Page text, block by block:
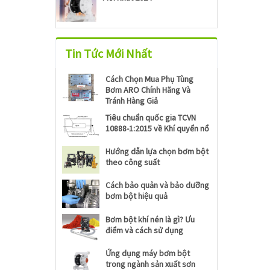
Tin Tức Mới Nhất
Cách Chọn Mua Phụ Tùng
Bơm ARO Chính Hãng Và
Tránh Hàng Giả
Tiêu chuẩn quốc gia TCVN
10888-1:2015 về Khí quyển nổ
Hướng dẫn lựa chọn bơm bột
theo công suất
Cách bảo quản và bảo dưỡng
bơm bột hiệu quả
Bơm bột khí nén là gì? Ưu
điểm và cách sử dụng
Ứng dụng máy bơm bột
trong ngành sản xuất sơn